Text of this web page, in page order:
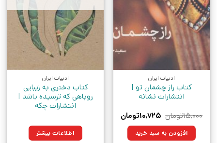
ادبیات ایران
کتاب راز چشمان تو |
انتشارات نشانه
۱۵,۰۰۰تومان قیمت
۱۵,۰۰۰تومان
بود.
۱۰,۷۲۵تومان
افزودن به سبد خرید
ادبیات ایران
کتاب دختری به زیبایی
روباهی که ترسیده باشد |
انتشارات چکه
اطلاعات بیشتر